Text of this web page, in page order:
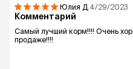
Юлия Д. 4/29/2023
Комментарий
Самый лучший корм!!!! Очень
продаже!!!!